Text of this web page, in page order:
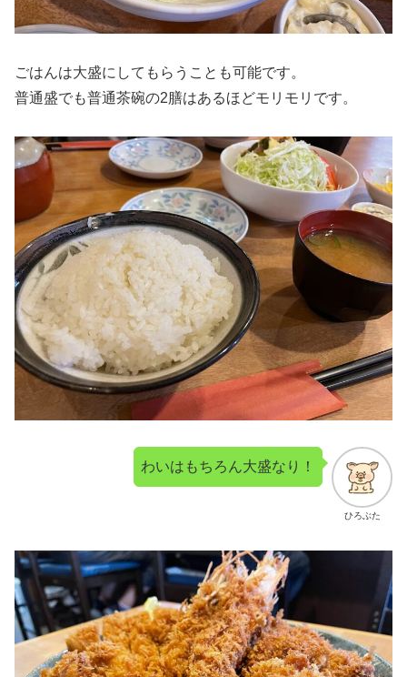
ごはんは大盛にしてもらうことも可能です。
普通盛でも普通茶碗の2膳はあるほどモリモリです。
ひろぶた
わいはもちろん大盛なり！